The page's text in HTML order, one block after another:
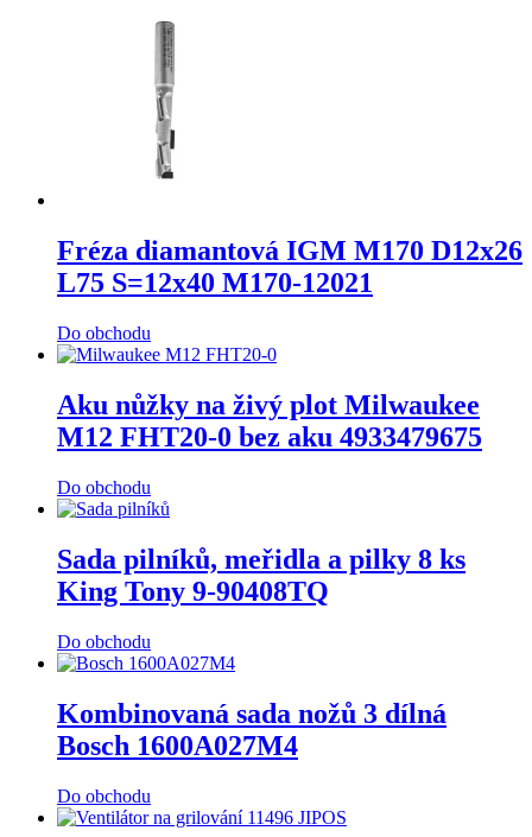
Fréza diamantová IGM M170 D12x26
L75 S=12x40 M170-12021
Do obchodu
Aku nůžky na živý plot Milwaukee
M12 FHT20-0 bez aku 4933479675
Do obchodu
Sada pilníků, meřidla a pilky 8 ks
King Tony 9-90408TQ
Do obchodu
Kombinovaná sada nožů 3 dílná
Bosch 1600A027M4
Do obchodu